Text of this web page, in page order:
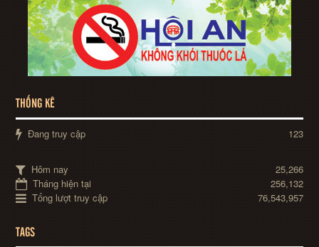
THỐNG KÊ
Đang truy cập 123
Hôm nay
25,266
Tháng hiện tại
256,132
Tổng lượt truy cập
76,543,957
TAGS